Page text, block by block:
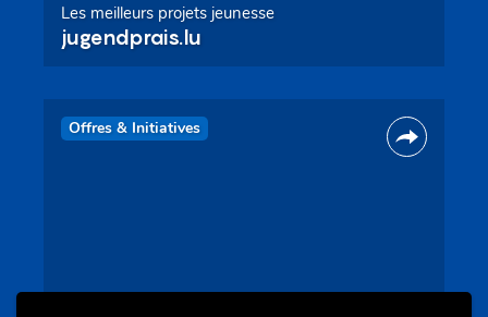
Les meilleurs projets jeunesse
jugendprais.lu
Offres & Initiatives